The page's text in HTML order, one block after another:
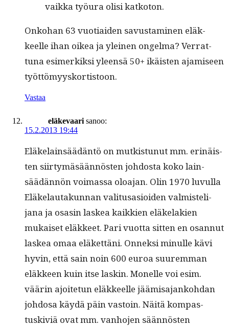
vaik­ka työu­ra olisi katkoton.
Onko­han 63 vuo­ti­aiden savus­t­a­mi­nen eläk­
keelle ihan oikea ja yleinen ongel­ma? Ver­rat­
tuna esimerkik­si yleen­sä 50+ ikäis­ten ajamiseen
työttömyyskortistoon.
Vastaa
eläkevaari sanoo:
15.2.2013 19:44
Eläke­lain­säädän­tö on mutk­istunut mm. erinäis­
ten siir­tymäsään­nösten joh­dos­ta koko lain­
säädän­nön voimas­sa oloa­jan. Olin 1970 luvul­la
Eläke­lau­takun­nan val­i­tusasioiden valmis­teli­
jana ja osasin laskea kaikkien eläke­lakien
mukaiset eläk­keet. Pari vuot­ta sit­ten en osan­nut
laskea omaa eläket­täni. Onnek­si min­ulle kävi
hyvin, että sain noin 600 euroa suurem­man
eläk­keen kuin itse laskin. Mon­elle voi esim.
väärin ajoite­tun eläk­keelle jäämisa­janko­hdan
joh­dosa käy­dä päin vas­toin. Näitä kom­pas­
tuskiviä ovat mm. van­ho­jen sään­nösten